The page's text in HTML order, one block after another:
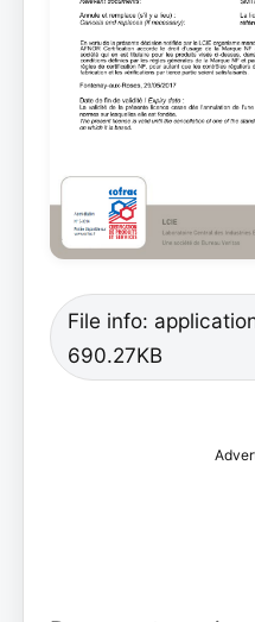
File info:
690.27KB